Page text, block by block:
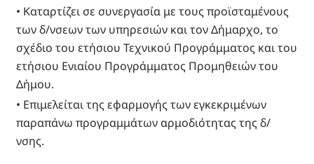
• Καταρτίζει σε συνεργασία με τους προϊσταμένους
των δ/νσεων των υπηρεσιών και τον Δήμαρχο, το
σχέδιο του ετήσιου Τεχνικού Προγράμματος και του
ετήσιου Ενιαίου Προγράμματος Προμηθειών του
Δήμου.
• Επιμελείται της εφαρμογής των εγκεκριμένων
παραπάνω προγραμμάτων αρμοδιότητας της δ/
νσης.